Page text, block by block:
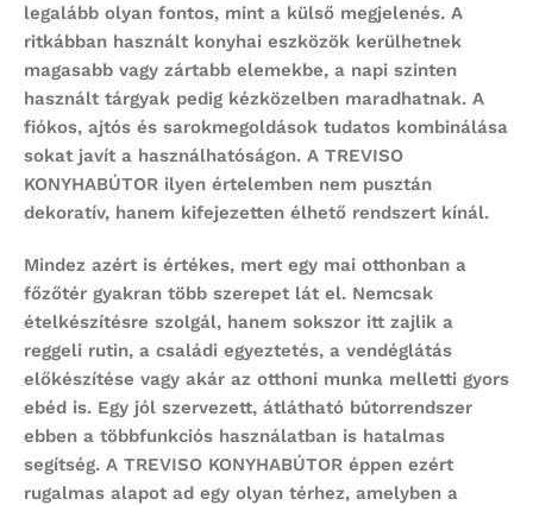
legalább olyan fontos, mint a külső megjelenés. A
ritkábban használt konyhai eszközök kerülhetnek
magasabb vagy zártabb elemekbe, a napi szinten
használt tárgyak pedig kézközelben maradhatnak. A
fiókos, ajtós és sarokmegoldások tudatos kombinálása
sokat javít a használhatóságon. A TREVISO
KONYHABÚTOR ilyen értelemben nem pusztán
dekoratív, hanem kifejezetten élhető rendszert kínál.
Mindez azért is értékes, mert egy mai otthonban a
főzőtér gyakran több szerepet lát el. Nemcsak
ételkészítésre szolgál, hanem sokszor itt zajlik a
reggeli rutin, a családi egyeztetés, a vendéglátás
előkészítése vagy akár az otthoni munka melletti gyors
ebéd is. Egy jól szervezett, átlátható bútorrendszer
ebben a többfunkciós használatban is hatalmas
segítség. A TREVISO KONYHABÚTOR éppen ezért
rugalmas alapot ad egy olyan térhez, amelyben a